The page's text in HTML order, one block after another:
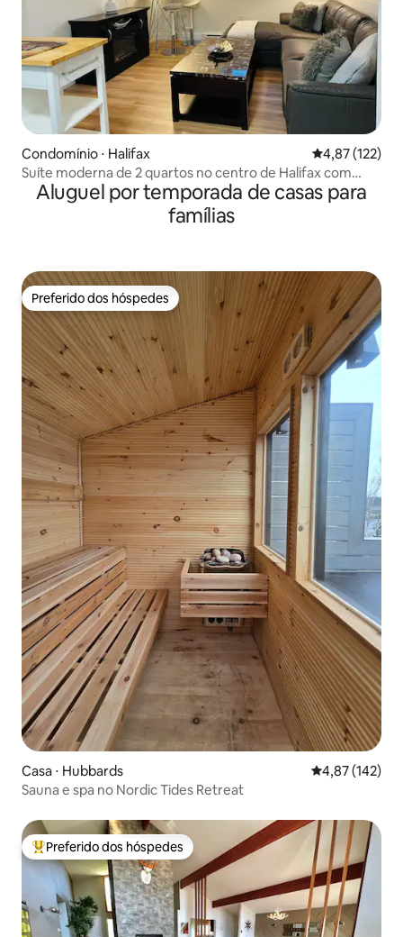
Condomínio ⋅ Halifax 4,87 de uma
4,87 (122)
Suíte moderna de 2 quartos no centro de Halifax com
estacionamento!
Aluguel por temporada de casas para
famílias
Preferido dos hóspedes
Preferido dos hóspedes
Casa ⋅ Hubbards 4,87 de uma
4,87 (142)
Sauna e spa no Nordic Tides Retreat
Entre os melhores preferidos dos hóspedes
Preferido dos hóspedes